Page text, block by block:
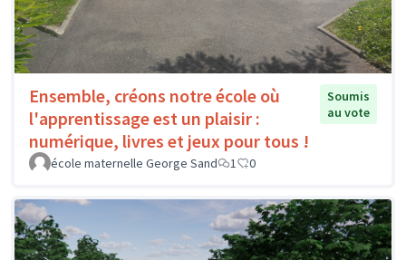
Ensemble, créons notre école où
l'apprentissage est un plaisir :
numérique, livres et jeux pour tous !
Soumis
au vote
école maternelle George Sand 1 0